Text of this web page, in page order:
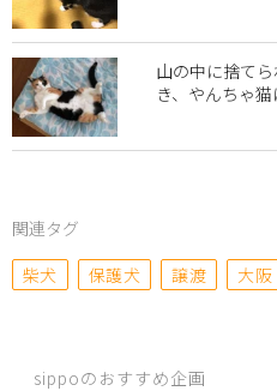
山の中に捨て
き、やんちゃ猫
関連タグ
柴犬
保護犬 譲渡 大阪
sippoのおすすめ企画